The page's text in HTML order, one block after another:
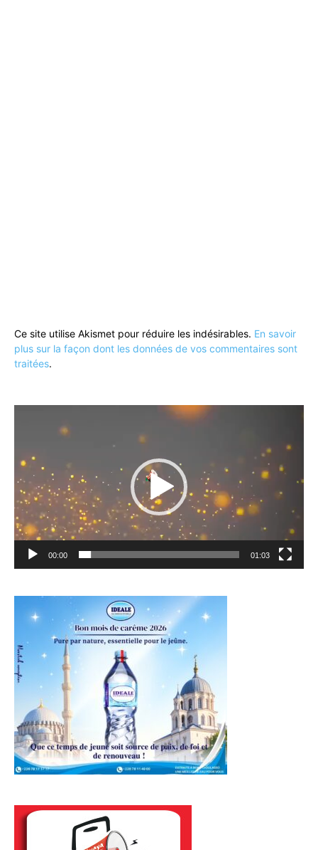
Ce site utilise Akismet pour réduire les indésirables. En savoir
plus sur la façon dont les données de vos commentaires sont
traitées.
00:00 01:03